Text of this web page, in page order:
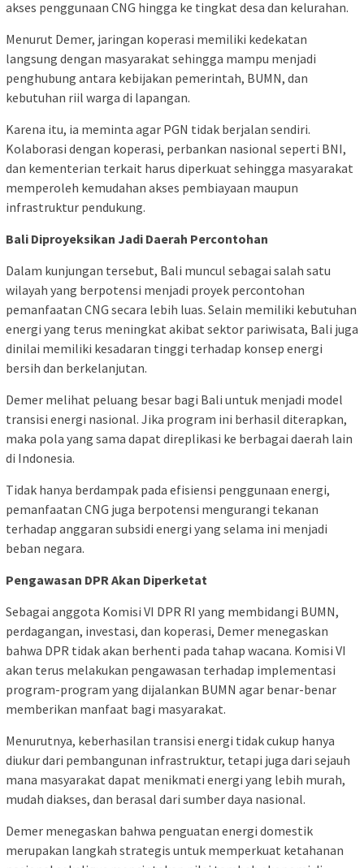
akses penggunaan CNG hingga ke tingkat desa dan kelurahan.
Menurut Demer, jaringan koperasi memiliki kedekatan
langsung dengan masyarakat sehingga mampu menjadi
penghubung antara kebijakan pemerintah, BUMN, dan
kebutuhan riil warga di lapangan.
Karena itu, ia meminta agar PGN tidak berjalan sendiri.
Kolaborasi dengan koperasi, perbankan nasional seperti BNI,
dan kementerian terkait harus diperkuat sehingga masyarakat
memperoleh kemudahan akses pembiayaan maupun
infrastruktur pendukung.
Bali Diproyeksikan Jadi Daerah Percontohan
Dalam kunjungan tersebut, Bali muncul sebagai salah satu
wilayah yang berpotensi menjadi proyek percontohan
pemanfaatan CNG secara lebih luas. Selain memiliki kebutuhan
energi yang terus meningkat akibat sektor pariwisata, Bali juga
dinilai memiliki kesadaran tinggi terhadap konsep energi
bersih dan berkelanjutan.
Demer melihat peluang besar bagi Bali untuk menjadi model
transisi energi nasional. Jika program ini berhasil diterapkan,
maka pola yang sama dapat direplikasi ke berbagai daerah lain
di Indonesia.
Tidak hanya berdampak pada efisiensi penggunaan energi,
pemanfaatan CNG juga berpotensi mengurangi tekanan
terhadap anggaran subsidi energi yang selama ini menjadi
beban negara.
Pengawasan DPR Akan Diperketat
Sebagai anggota Komisi VI DPR RI yang membidangi BUMN,
perdagangan, investasi, dan koperasi, Demer menegaskan
bahwa DPR tidak akan berhenti pada tahap wacana. Komisi VI
akan terus melakukan pengawasan terhadap implementasi
program-program yang dijalankan BUMN agar benar-benar
memberikan manfaat bagi masyarakat.
Menurutnya, keberhasilan transisi energi tidak cukup hanya
diukur dari pembangunan infrastruktur, tetapi juga dari sejauh
mana masyarakat dapat menikmati energi yang lebih murah,
mudah diakses, dan berasal dari sumber daya nasional.
Demer menegaskan bahwa penguatan energi domestik
merupakan langkah strategis untuk memperkuat ketahanan